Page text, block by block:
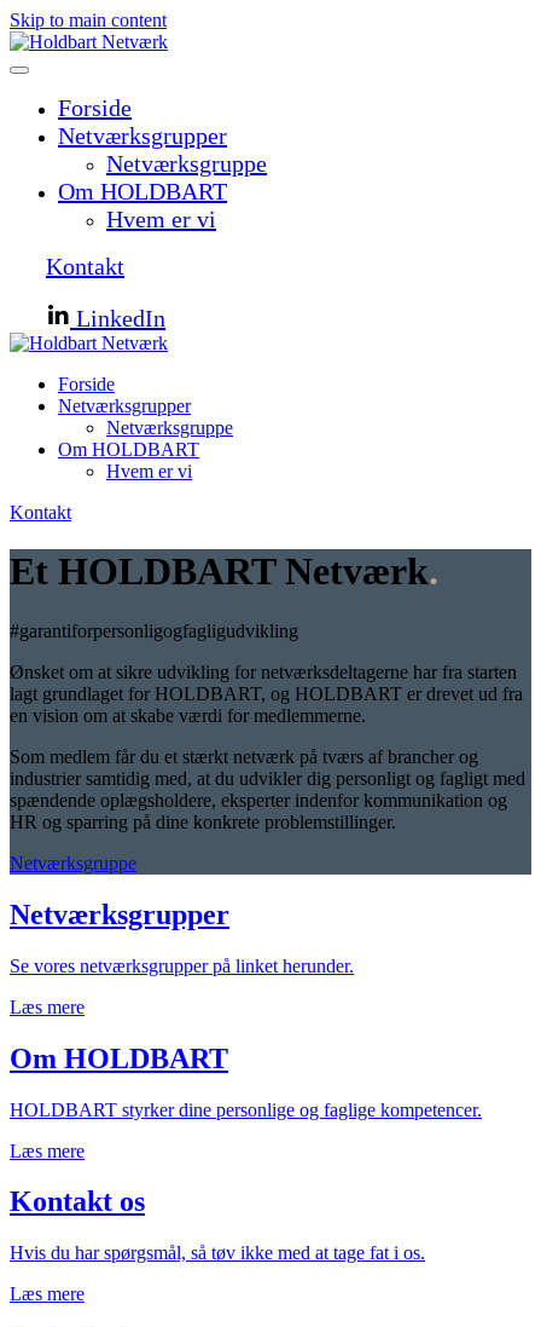
Skip to main content
Forside
Netværksgrupper
Netværksgruppe
Om HOLDBART
Hvem er vi
Kontakt
LinkedIn
Forside
Netværksgrupper
Netværksgruppe
Om HOLDBART
Hvem er vi
Kontakt
Et HOLDBART Netværk.
#garantiforpersonligogfagligudvikling
Ønsket om at sikre udvikling for netværksdeltagerne har fra starten
lagt grundlaget for HOLDBART, og HOLDBART er drevet ud fra
en vision om at skabe værdi for medlemmerne.
Som medlem får du et stærkt netværk på tværs af brancher og
industrier samtidig med, at du udvikler dig personligt og fagligt med
spændende oplægsholdere, eksperter indenfor kommunikation og
HR og sparring på dine konkrete problemstillinger.
Netværksgruppe
Netværksgrupper
Se vores netværksgrupper på linket herunder.
Læs mere
Om HOLDBART
HOLDBART styrker dine personlige og faglige kompetencer.
Læs mere
Kontakt os
Hvis du har spørgsmål, så tøv ikke med at tage fat i os.
Læs mere